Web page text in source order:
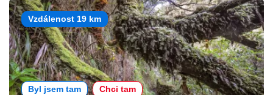
Vzdálenost 19 km
Byl jsem tam Chci tam